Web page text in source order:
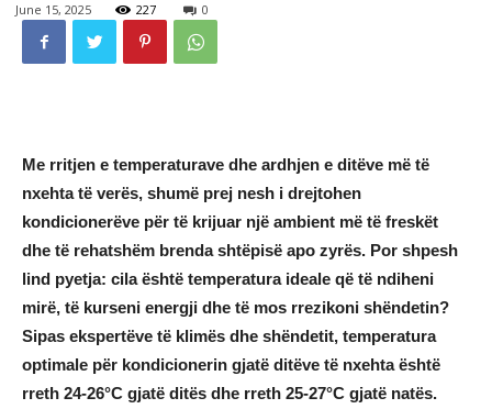
June 15, 2025 227 0
Me rritjen e temperaturave dhe ardhjen e ditëve më të
nxehta të verës, shumë prej nesh i drejtohen
kondicionerëve për të krijuar një ambient më të freskët
dhe të rehatshëm brenda shtëpisë apo zyrës. Por shpesh
lind pyetja: cila është temperatura ideale që të ndiheni
mirë, të kurseni energji dhe të mos rrezikoni shëndetin?
Sipas ekspertëve të klimës dhe shëndetit, temperatura
optimale për kondicionerin gjatë ditëve të nxehta është
rreth 24-26°C gjatë ditës dhe rreth 25-27°C gjatë natës.